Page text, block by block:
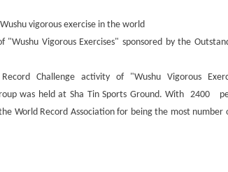
vigorous exercise in the world
Vigorous Exercises" sponsored by the
Challenge activity of "Wushu Vigorous
was held at Sha Tin Sports Ground. With 2400
World Record Association for being the most number